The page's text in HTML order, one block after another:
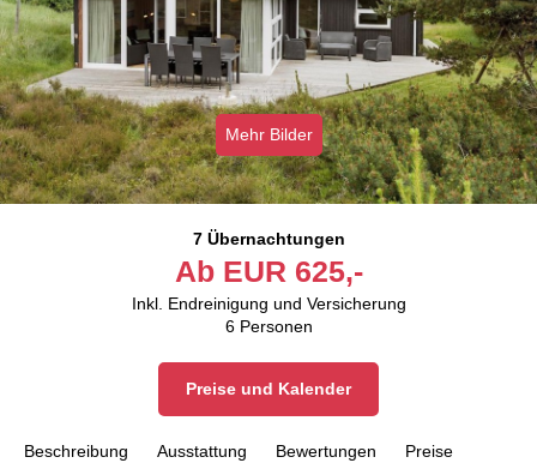
Mehr Bilder
7 Übernachtungen
Ab EUR 625,-
Inkl. Endreinigung und Versicherung
6 Personen
Preise und Kalender
Beschreibung Ausstattung Bewertungen
Preise